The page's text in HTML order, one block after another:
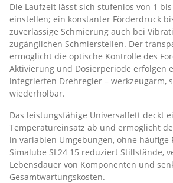
Die Laufzeit lässt sich stufenlos von 1
einstellen; ein konstanter Förderdruck
zuverlässige Schmierung auch bei
zugänglichen Schmierstellen. Der
ermöglicht die optische Kontrolle des
Aktivierung und Dosierperiode erfolgen
integrierten Drehregler – werkzeugarm,
wiederholbar.
Das leistungsfähige Universalfett deckt
Temperatureinsatz ab und ermöglicht
in variablen Umgebungen, ohne häufige
Simalube SL24 15 reduziert Stillstände,
Lebensdauer von Komponenten und
Gesamtwartungskosten.